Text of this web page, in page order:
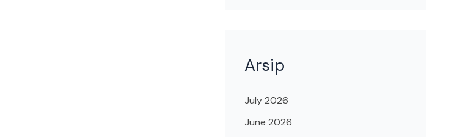
Arsip
July 2026
June 2026